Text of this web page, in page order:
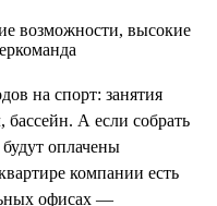
на спорт: занятия
бассейн. А если собрать
оплачены
компании есть
офисах —